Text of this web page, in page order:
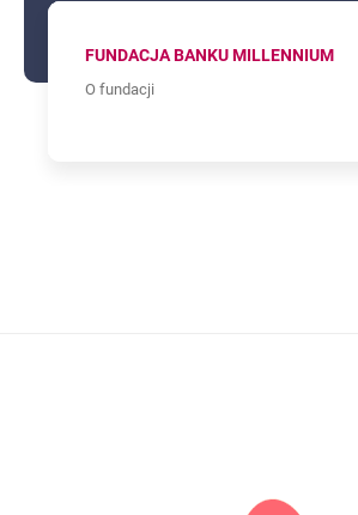
FUNDACJA BANKU MILLENNIUM
O fundacji